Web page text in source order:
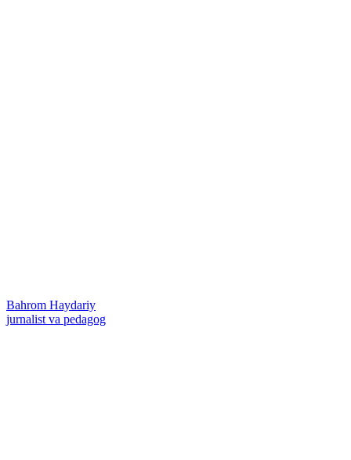
Bahrom Haydariy
jurnalist va pedagog